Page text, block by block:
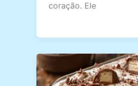
coração. Ele